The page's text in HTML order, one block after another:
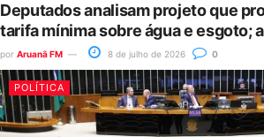
Deputados analisam projeto que
tarifa mínima sobre água e esgoto;
por Aruanã FM 8 de julho de 2026 0
POLÍTICA